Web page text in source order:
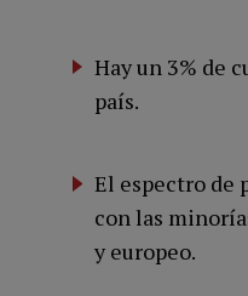
Hay un 3% de
país.
El espectro de
con las
y europeo.